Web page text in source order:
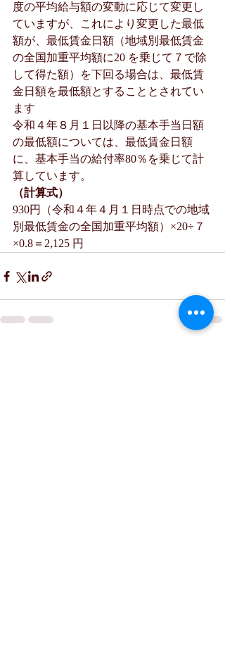
度の平均給与額の変動に応じて変更し
ていますが、これにより変更した最低
額が、最低賃金日額（地域別最低賃金
の全国加重平均額に20 を乗じて７で除
して得た額）を下回る場合は、最低賃
金日額を最低額とすることとされてい
ます
令和４年８月１日以降の基本手当日額
の最低額については、最低賃金日額
に、基本手当の給付率80％を乗じて計
算しています。
（計算式）
930円（令和４年４月１日時点での地域
別最低賃金の全国加重平均額）×20÷７
×0.8＝2,125 円